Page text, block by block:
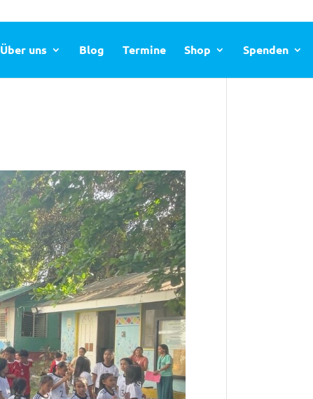
Über uns Blog Termine Shop Spenden